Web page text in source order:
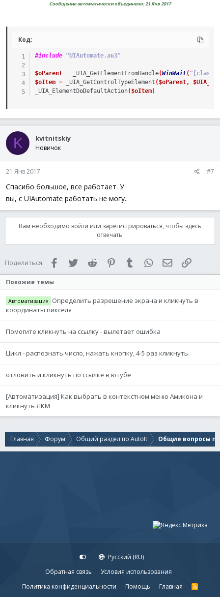
Сообщение автоматически объединено:21 Янв 2017
Код:
#include "UIAutomate.au3"
$oParent = _UIA_GetElementFromHandle(WinWait(
$oItem = _UIA_GetControlTypeElement ( $oParent,
_UIA_ElementDoDefaultAction( $oItem)
K kvitnitskiy
Новичок
21 Янв 2017 #7
Спасибо большое, все работает. У
вы, с UIAutomate работать не могу..
Вам необходимо войти или зарегистрироваться, чтобы здесь
отвечать.
Поделиться: FacebookTwitter Reddit PinterestTumblr WhatsAppЭлектронная
Похожие темы
Автоматизация
Определить разрешение экрана и кликнуть в
координаты пикселя
Помогите кликнуть на ссылку - вылетает ошибка
Цикл - распознать число, нажать кнопку, 4-5 раз кликнуть.
отловить и кликнуть по ссылке в ютубе
[Автоматизация] Как выбрать в контекстном меню Амикона и
кликнуть ЛКМ
Главная Форум Общий раздел по AutoIt Общие вопросы
Русский (RU)
Обратная связь
Условия использования
Политика конфиденциальности
Помощь Главная
R
S